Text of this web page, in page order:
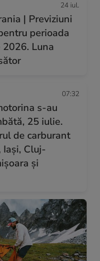
24 iul.
| Previziuni
perioada
Luna
07:32
s-au
25 iulie.
de carburant
Iași, Cluj-
și